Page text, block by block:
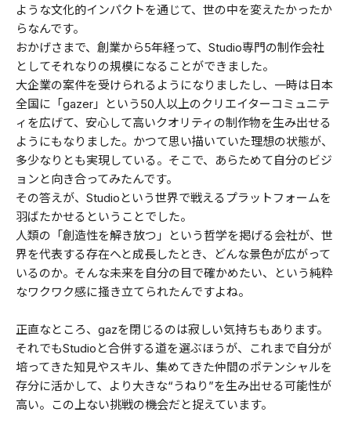
ような文化的インパクトを通じて、世の中を変えたかったか
らなんです。
おかげさまで、創業から5年経って、Studio専門の制作会社
としてそれなりの規模になることができました。
大企業の案件を受けられるようになりましたし、一時は日本
全国に「gazer」という50人以上のクリエイターコミュニテ
ィを広げて、安心して高いクオリティの制作物を生み出せる
ようにもなりました。かつて思い描いていた理想の状態が、
多少なりとも実現している。そこで、あらためて自分のビジ
ョンと向き合ってみたんです。
その答えが、Studioという世界で戦えるプラットフォームを
羽ばたかせるということでした。
人類の「創造性を解き放つ」という哲学を掲げる会社が、世
界を代表する存在へと成長したとき、どんな景色が広がって
いるのか。そんな未来を自分の目で確かめたい、という純粋
なワクワク感に掻き立てられたんですよね。
正直なところ、gazを閉じるのは寂しい気持ちもあります。
それでもStudioと合併する道を選ぶほうが、これまで自分が
培ってきた知見やスキル、集めてきた仲間のポテンシャルを
存分に活かして、より大きな“うねり”を生み出せる可能性が
高い。この上ない挑戦の機会だと捉えています。